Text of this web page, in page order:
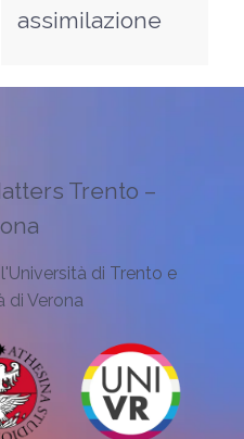
assimilazione
Trento –
di Trento e
di Verona